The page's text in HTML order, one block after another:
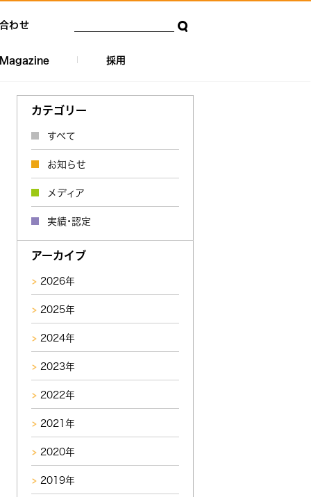
わせ
Magazine 採用
カテゴリー
すべて
お知らせ
メディア
実績・認定
アーカイブ
2026年
2025年
2024年
2023年
2022年
2021年
2020年
2019年